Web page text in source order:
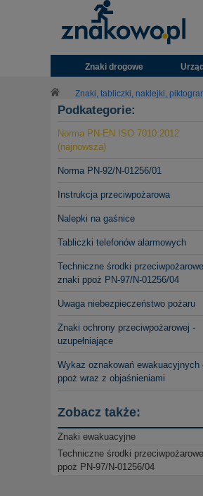
Znaki drogowe
Znaki, tabliczki, naklejki,
Podkategorie:
Norma PN-EN ISO 7010:2012
(najnowsza)
Norma PN-92/N-01256/01
Instrukcja przeciwpożarowa
Nalepki na gaśnice
Tabliczki telefonów alarmowych
Techniczne środki
znaki ppoż PN-97/N-01256/04
Uwaga niebezpieczeństwo pożaru
Znaki ochrony przeciwpożarowej -
uzupełniające
Wykaz oznakowań ewakuacyjnych
ppoż wraz z objaśnieniami
Zobacz także:
Znaki ewakuacyjne
Techniczne środki
ppoż PN-97/N-01256/04